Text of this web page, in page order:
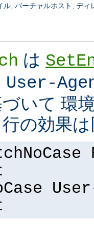
ル, バーチャルホスト, ディ
は
User-
いて 環
の効果